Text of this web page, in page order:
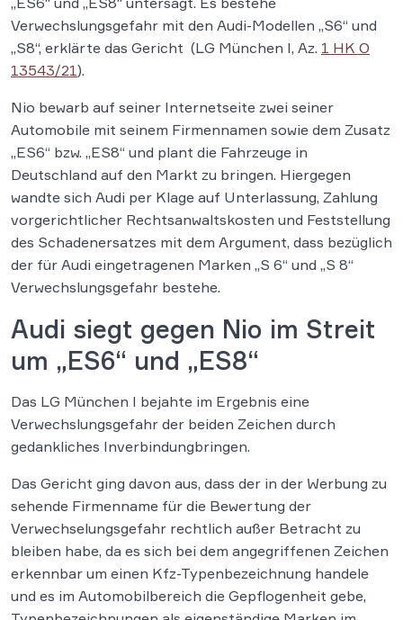
Verwechslungsgefahr mit den Audi-Modellen „S6“ und
„S8“, erklärte das Gericht (LG München I, Az. 1 HK O
13543/21).
Nio bewarb auf seiner Internetseite zwei seiner
Automobile mit seinem Firmennamen sowie dem Zusatz
„ES6“ bzw. „ES8“ und plant die Fahrzeuge in
Deutschland auf den Markt zu bringen. Hiergegen
wandte sich Audi per Klage auf Unterlassung, Zahlung
vorgerichtlicher Rechtsanwaltskosten und Feststellung
des Schadenersatzes mit dem Argument, dass bezüglich
der für Audi eingetragenen Marken „S 6“ und „S 8“
Verwechslungsgefahr bestehe.
Audi siegt gegen Nio im Streit
um „ES6“ und „ES8“
Das LG München I bejahte im Ergebnis eine
Verwechslungsgefahr der beiden Zeichen durch
gedankliches Inverbindungbringen.
Das Gericht ging davon aus, dass der in der Werbung zu
sehende Firmenname für die Bewertung der
Verwechselungsgefahr rechtlich außer Betracht zu
bleiben habe, da es sich bei dem angegriffenen Zeichen
erkennbar um einen Kfz-Typenbezeichnung handele
und es im Automobilbereich die Gepflogenheit gebe,